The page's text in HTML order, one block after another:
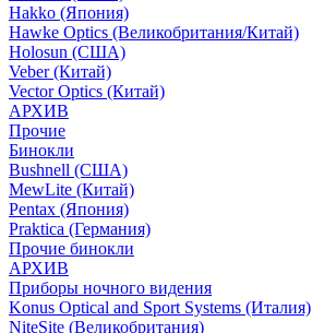
Hakko (Япония)
Hawke Optics (Великобритания/Китай)
Holosun (США)
Veber (Китай)
Vector Optics (Китай)
АРХИВ
Прочие
Бинокли
Bushnell (США)
MewLite (Китай)
Pentax (Япония)
Praktica (Германия)
Прочие бинокли
АРХИВ
Приборы ночного видения
Konus Optical and Sport Systems (Италия)
NiteSite (Великобритания)